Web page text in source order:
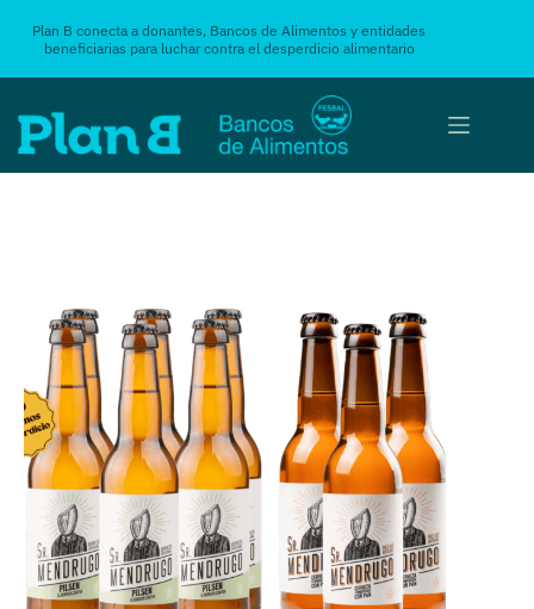
Plan B conecta a donantes, Bancos de Alimentos y entidades
beneficiarias para luchar contra el desperdicio alimentario